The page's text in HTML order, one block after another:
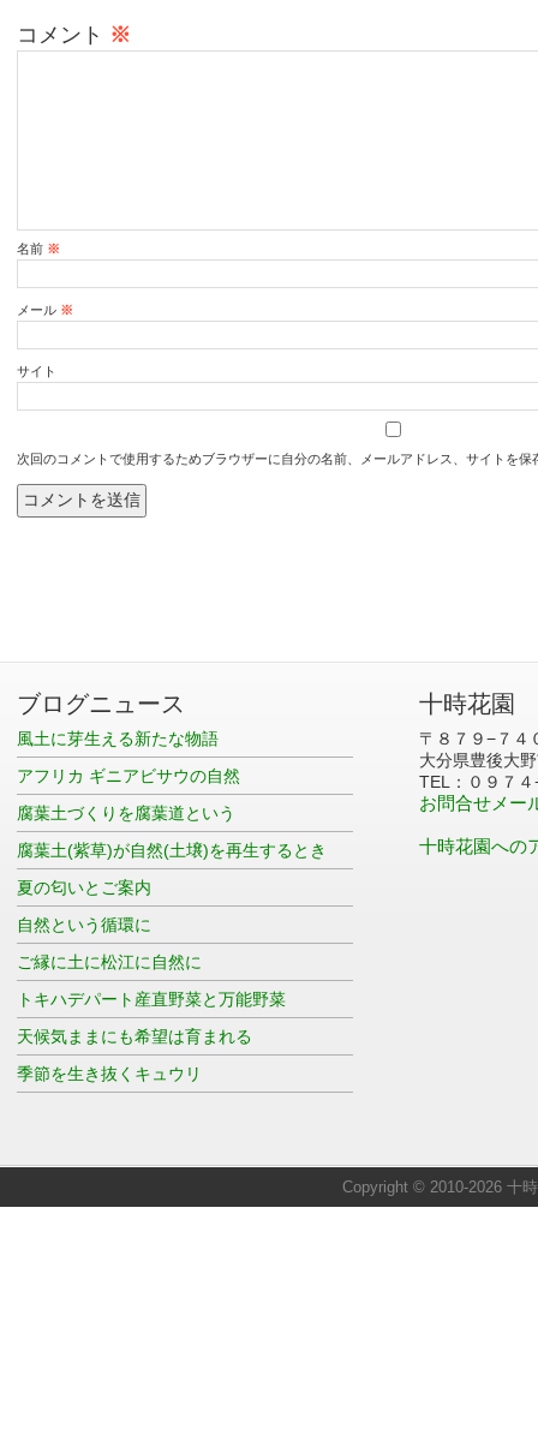
コメント ※
名前 ※
メール ※
サイト
次回のコメントで使用するためブラウザーに自分の名前、メールアドレス、サイトを保
ブログニュース
風土に芽生える新たな物語
アフリカ ギニアビサウの自然
腐葉土づくりを腐葉道という
腐葉土(紫草)が自然(土壌)を再生するとき
夏の匂いとご案内
自然という循環に
ご縁に土に松江に自然に
トキハデパート産直野菜と万能野菜
天候気ままにも希望は育まれる
季節を生き抜くキュウリ
十時花園
〒８７９−７４
大分県豊後大
TEL：０９７
お問合せメー
十時花園への
Copyright © 2010-2026 十